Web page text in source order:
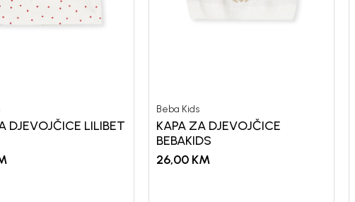
DJEVOJČICE LILIBET
Beba Kids
KAPA ZA DJEVOJČICE
BEBAKIDS
26,00 KM